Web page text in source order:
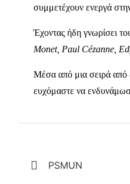
συμμετέχουν ενεργά
Έχοντας ήδη γνωρίσει
Monet, Paul Cézanne,
Μέσα από μια σειρά από
ευχόμαστε να
άρθρων
PSMUN